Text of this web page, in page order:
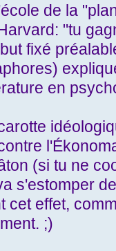
de la
"tu
fixé
en
(si tu ne
s'estomper
cet effet,
;)